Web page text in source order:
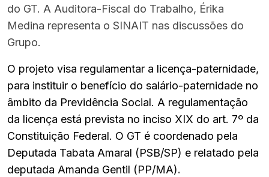
do GT. A Auditora-Fiscal do Trabalho, Érika
Medina representa o SINAIT nas discussões do
Grupo.
O projeto visa regulamentar a licença-paternidade,
para instituir o benefício do salário-paternidade no
âmbito da Previdência Social. A regulamentação
da licença está prevista no inciso XIX do art. 7º da
Constituição Federal. O GT é coordenado pela
Deputada Tabata Amaral (PSB/SP) e relatado pela
deputada Amanda Gentil (PP/MA).